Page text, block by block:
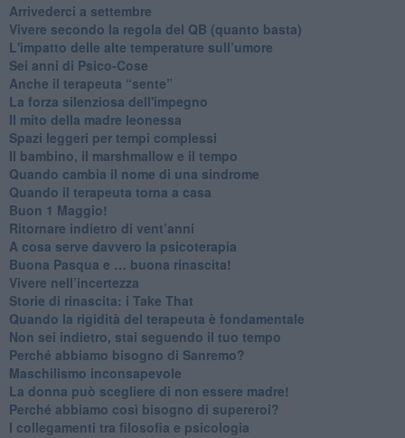
​Arrivederci a settembre
​Vivere secondo la regola del QB (quanto basta)
​L'impatto delle alte temperature sull’umore
Sei anni di Psico-Cose
​Anche il terapeuta “sente”
​La forza silenziosa dell'impegno
​Il mito della madre leonessa
Spazi leggeri per tempi complessi
Il bambino, il marshmallow e il tempo
​Quando cambia il nome di una sindrome
​Quando il terapeuta torna a casa
​Buon 1 Maggio!
Ritornare indietro di vent’anni
​A cosa serve davvero la psicoterapia
​Buona Pasqua e … buona rinascita!
​Vivere nell’incertezza
​Storie di rinascita: i Take That
​Quando la rigidità del terapeuta è fondamentale
​Non sei indietro, stai seguendo il tuo tempo
​Perché abbiamo bisogno di Sanremo?
​Maschilismo inconsapevole
​La donna può scegliere di non essere madre!
​Perché abbiamo così bisogno di supereroi?
​I collegamenti tra filosofia e psicologia